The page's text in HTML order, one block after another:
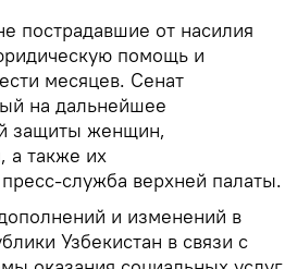
пострадавшие от насилия
помощь и
месяцев. Сенат
на дальнейшее
защиты женщин,
а также их
пресс-служба верхней палаты.
и изменений в
Узбекистан в связи с